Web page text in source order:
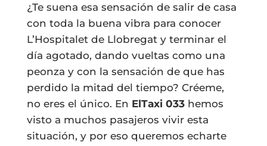
¿Te suena esa sensación de salir de casa
con toda la buena vibra para conocer
L’Hospitalet de Llobregat y terminar el
día agotado, dando vueltas como una
peonza y con la sensación de que has
perdido la mitad del tiempo? Créeme,
no eres el único. En ElTaxi 033hemos
visto a muchos pasajeros vivir esta
situación, y por eso queremos echarte